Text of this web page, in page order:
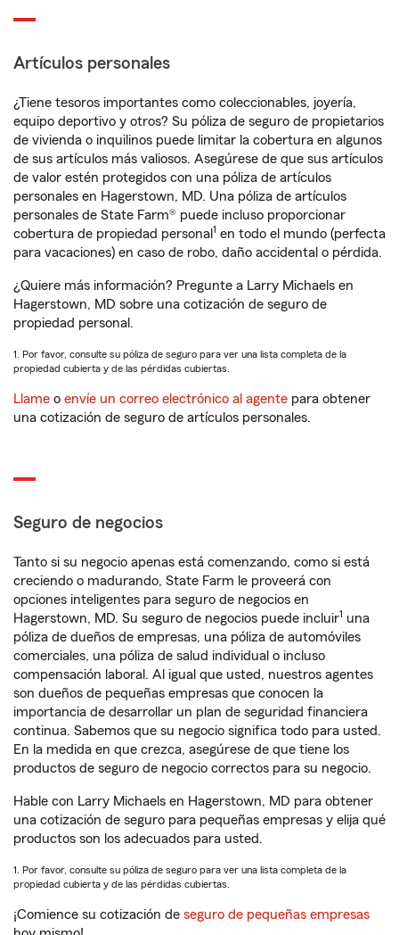
Artículos personales
¿Tiene tesoros importantes como coleccionables, joyería,
equipo deportivo y otros? Su póliza de seguro de propietarios
de vivienda o inquilinos puede limitar la cobertura en algunos
de sus artículos más valiosos. Asegúrese de que sus artículos
de valor estén protegidos con una póliza de artículos
personales en Hagerstown, MD. Una póliza de artículos
personales de State Farm® puede incluso proporcionar
cobertura de propiedad personal 1 en todo el mundo (perfecta
para vacaciones) en caso de robo, daño accidental o pérdida.
¿Quiere más información? Pregunte a Larry Michaels en
Hagerstown, MD sobre una cotización de seguro de
propiedad personal.
1. Por favor, consulte su póliza de seguro para ver una lista completa de la
propiedad cubierta y de las pérdidas cubiertas.
Llame o envíe un correo electrónico al agente para obtener
una cotización de seguro de artículos personales.
Seguro de negocios
Tanto si su negocio apenas está comenzando, como si está
creciendo o madurando, State Farm le proveerá con
opciones inteligentes para seguro de negocios en
Hagerstown, MD. Su seguro de negocios puede incluir1 una
póliza de dueños de empresas, una póliza de automóviles
comerciales, una póliza de salud individual o incluso
compensación laboral. Al igual que usted, nuestros agentes
son dueños de pequeñas empresas que conocen la
importancia de desarrollar un plan de seguridad financiera
continua. Sabemos que su negocio significa todo para usted.
En la medida en que crezca, asegúrese de que tiene los
productos de seguro de negocio correctos para su negocio.
Hable con Larry Michaels en Hagerstown, MD para obtener
una cotización de seguro para pequeñas empresas y elija qué
productos son los adecuados para usted.
1. Por favor, consulte su póliza de seguro para ver una lista completa de la
propiedad cubierta y de las pérdidas cubiertas.
¡Comience su cotización de seguro de pequeñas empresas